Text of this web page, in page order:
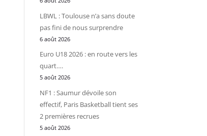
LBWL : Toulouse n’a sans doute
pas fini de nous surprendre
6 août 2026
Euro U18 2026 : en route vers les
quart….
5 août 2026
NF1 : Saumur dévoile son
effectif, Paris Basketball tient ses
2 premières recrues
5 août 2026